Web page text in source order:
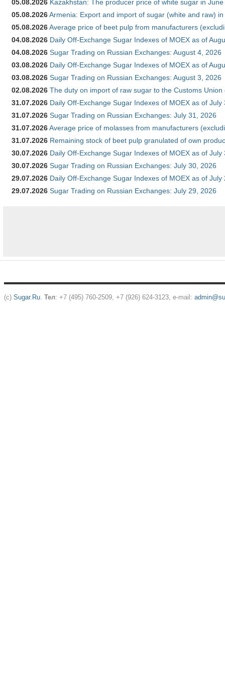
05.08.2026 Kazakhstan: The producer price of white sugar in
05.08.2026Armenia: Export and import of sugar (white and raw)
05.08.2026Average price of beet pulp from manufacturers
04.08.2026 Daily Off-Exchange Sugar Indexes of MOEX as of
04.08.2026 Sugar Trading on Russian Exchanges: August 4, 2026
03.08.2026 Daily Off-Exchange Sugar Indexes of MOEX as of
03.08.2026 Sugar Trading on Russian Exchanges: August 3, 2026
02.08.2026 The duty on import of raw sugar to the Customs
31.07.2026 Daily Off-Exchange Sugar Indexes of MOEX as of July
31.07.2026 Sugar Trading on Russian Exchanges: July 31, 2026
31.07.2026Average price of molasses from manufacturers
31.07.2026 Remaining stock of beet pulp granulated of own
30.07.2026 Daily Off-Exchange Sugar Indexes of MOEX as of July
30.07.2026 Sugar Trading on Russian Exchanges: July 30, 2026
29.07.2026 Daily Off-Exchange Sugar Indexes of MOEX as of July
29.07.2026 Sugar Trading on Russian Exchanges: July 29, 2026
(c) Sugar.Ru. Тел: +7 (495) 760-2509, +7 (926) 624-3123, e-mail: